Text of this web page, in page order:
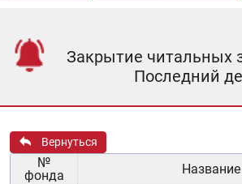
Закрытие читальных
Последний
Вернуться
№
фонда